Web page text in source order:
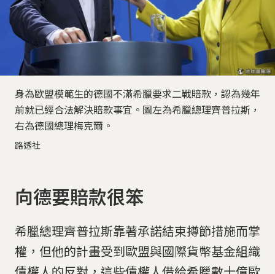
身為歐盟模範生的德國不滿希臘要求二戰賠款，認為幾年
前就已經合法解決賠款事宜。圖左為希臘總理齊普拉斯，
右為德國總理梅克爾。
路透社
向德要賠款很笨
希臘總理齊普拉斯靠著承諾結束撙節措施而掌
權，但他的計畫受到歐盟與國際貨幣基金組織